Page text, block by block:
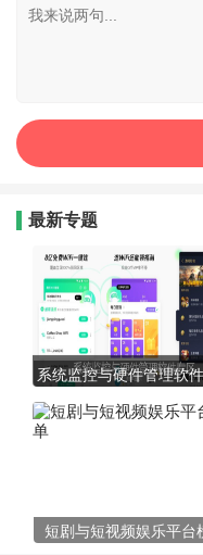
最新专题
系统监控与硬件管理软
短剧与短视频娱乐平台